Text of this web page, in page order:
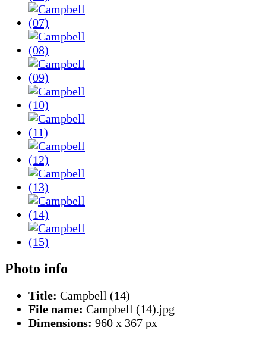
Photo info
Title: Campbell (14)
File name: Campbell (14).jpg
Dimensions: 960 x 367 px